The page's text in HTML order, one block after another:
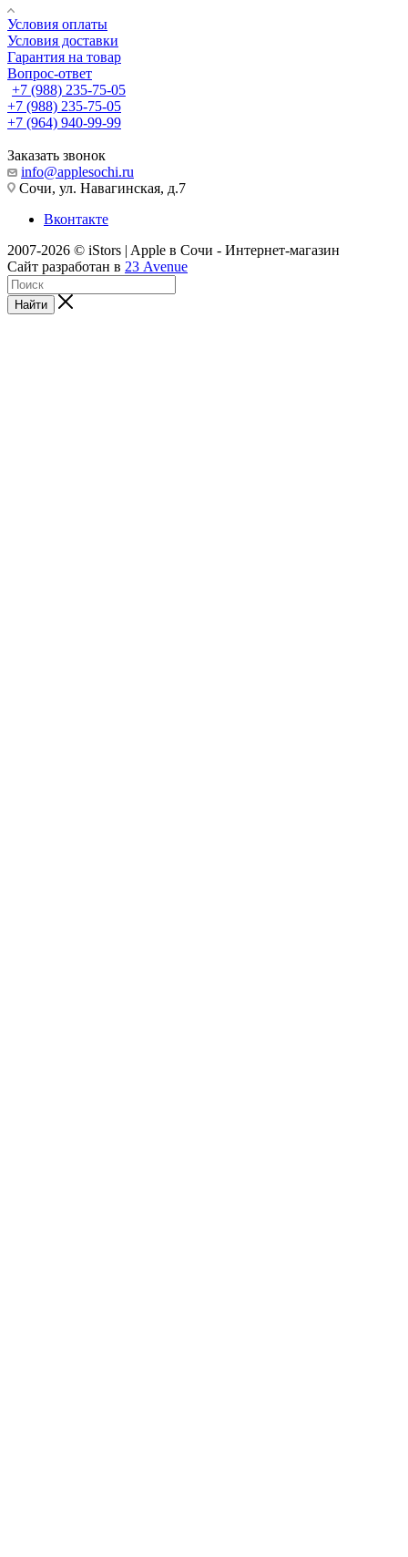
Условия оплаты
Условия доставки
Гарантия на товар
Вопрос-ответ
+7 (988) 235-75-05
+7 (988) 235-75-05
+7 (964) 940-99-99
Заказать звонок
info@applesochi.ru
Сочи, ул. Навагинская, д.7
Вконтакте
2007-2026 © iStors | Apple в Сочи - Интернет-магазин
Сайт разработан в 23 Avenue
Найти